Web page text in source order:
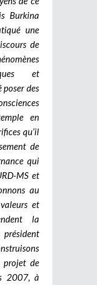
Burkina
une
de
et
poser des
en
qu’il
de
qui
MS et
au
et
la
projet de
2007, à